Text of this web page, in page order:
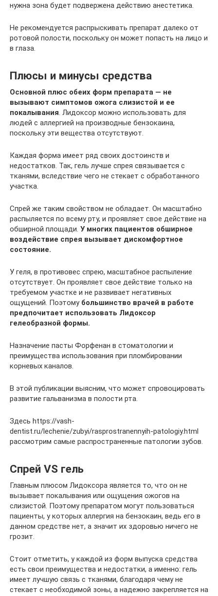
нужна зона будет подвержена действию анестетика.
Не рекомендуется распрыскивать препарат далеко от
ротовой полости, поскольку он может попасть на лицо и
в глаза.
Плюсы и минусы средства
Основной плюс обеих форм препарата ― не
вызывают симптомов ожога слизистой и ее
покалывания. Лидоксор можно использовать для
людей с аллергией на производные бензокаина,
поскольку эти вещества отсутствуют.
Каждая форма имеет ряд своих достоинств и
недостатков. Так, гель лучше спрея связывается с
тканями, вследствие чего не стекает с обработанного
участка.
Спрей же таким свойством не обладает. Он масштабно
распыляется по всему рту, и проявляет свое действие на
обширной площади. У многих пациентов обширное
воздействие спрея вызывает дискомфортное
состояние.
У геля, в противовес спрею, масштабное распыление
отсутствует. Он проявляет свое действие только на
требуемом участке и не развивает негативных
ощущений. Поэтому большинство врачей в работе
предпочитает использовать Лидоксор
гелеобразной формы.
Назначение пасты Форфенан в стоматологии и
преимущества использования при пломбировании
корневых каналов.
В этой публикации выясним, что может спровоцировать
развитие гальванизма в полости рта.
Здесь https://vash-
dentist.ru/lechenie/zubyi/rasprostranennyih-patologiy.html
рассмотрим самые распространенные патологии зубов.
Спрей VS гель
Главным плюсом Лидоксора является то, что он не
вызывает покалывания или ощущения ожогов на
слизистой. Поэтому препаратом могут пользоваться
пациенты, у которых аллергия на бензокаин, ведь его в
данном средстве нет, а значит их здоровью ничего не
грозит.
Стоит отметить, у каждой из форм выпуска средства
есть свои преимущества и недостатки, а именно: гель
имеет лучшую связь с тканями, благодаря чему не
стекает с необходимой зоны, а надежно закрепляется на